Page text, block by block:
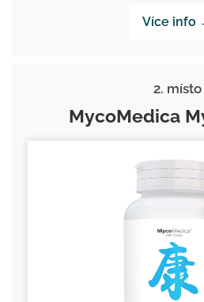
Více info
2. místo
MycoMedica